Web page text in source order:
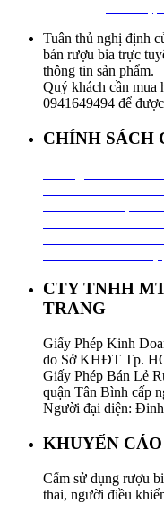
Tuân thủ nghị định
bán rượu bia trực
thông tin sản phẩm.
Quý khách cần mua
0941649494 để
CHÍNH SÁCH
CTY TNHH
TRANG
Giấy Phép Kinh
do Sở KHĐT Tp.
Giấy Phép Bán Lẻ
quận Tân Bình cấp
Người đại diện:
KHUYẾN CÁO
Cấm sử dụng rượu
thai, người điều